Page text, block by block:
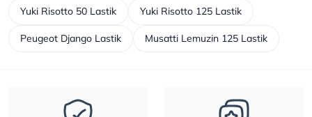
Yuki Risotto 50 Lastik Yuki Risotto 125 Lastik
Peugeot Django Lastik Musatti Lemuzin 125 Lastik